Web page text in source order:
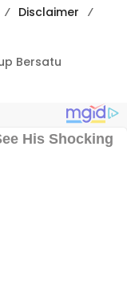
Disclaimer
Bersatu